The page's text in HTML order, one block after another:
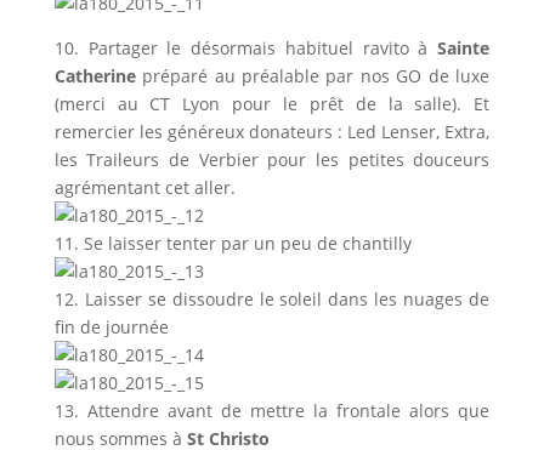
10. Partager le désormais habituel ravito àSainte
Catherinepréparé au préalable par nos GO de luxe
(merci au CT Lyon pour le prêt de la salle). Et
remercier les généreux donateurs : Led Lenser, Extra,
les Traileurs de Verbier pour les petites douceurs
agrémentant cet aller.
11. Se laisser tenter par un peu de chantilly
12. Laisser se dissoudre le soleil dans les nuages de
fin de journée
13. Attendre avant de mettre la frontale alors que
nous sommes à St Christo